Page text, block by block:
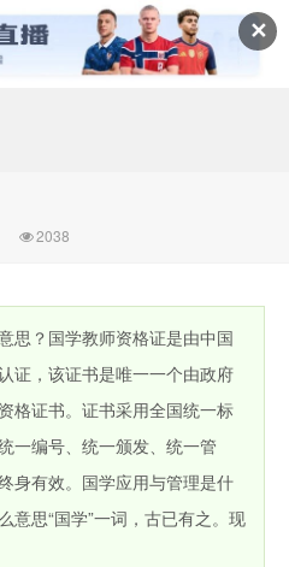
✕
2038
思？国学教师资格证是由中国
证，该证书是唯一一个由政府
格证书。证书采用全国统一标
一编号、统一颁发、统一管
身有效。国学应用与管理是什
意思“国学”一词，古已有之。现